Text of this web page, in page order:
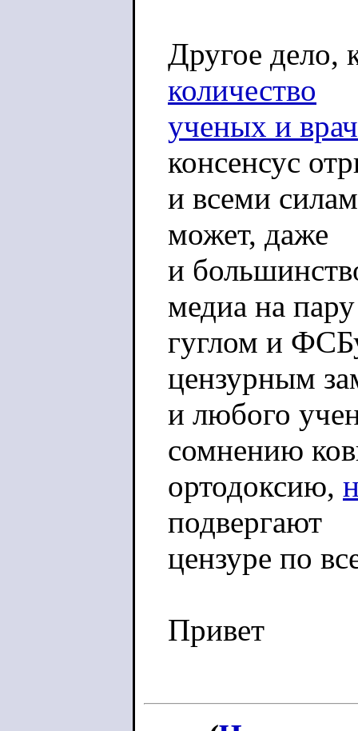
Другое дело,
количество
ученых и
консенсус
и всеми
может, даже
и
медиа на
гуглом и
цензурным
и любого
сомнению
ортодоксию,
подвергают
цензуре по
Привет